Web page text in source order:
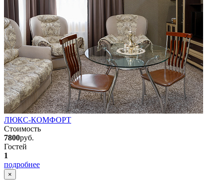
ЛЮКС-КОМФОРТ
Стоимость
7800руб.
Гостей
1
подробнее
×